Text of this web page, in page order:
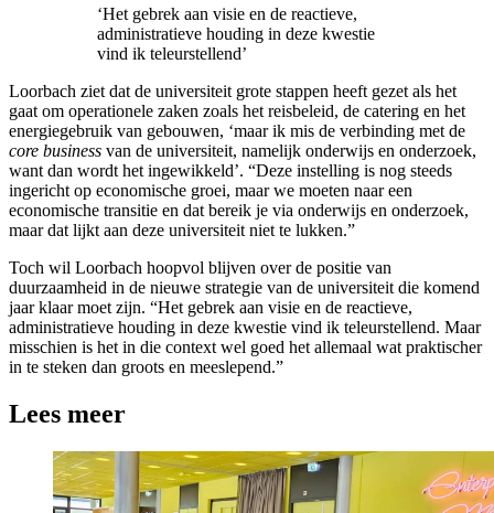
‘Het gebrek aan visie en de reactieve,
administratieve houding in deze kwestie
vind ik teleurstellend’
Loorbach ziet dat de universiteit grote stappen heeft gezet als het
gaat om operationele zaken zoals het reisbeleid, de catering en het
energiegebruik van gebouwen, ‘maar ik mis de verbinding met de
core business van de universiteit, namelijk onderwijs en onderzoek,
want dan wordt het ingewikkeld’. “Deze instelling is nog steeds
ingericht op economische groei, maar we moeten naar een
economische transitie en dat bereik je via onderwijs en onderzoek,
maar dat lijkt aan deze universiteit niet te lukken.”
Toch wil Loorbach hoopvol blijven over de positie van
duurzaamheid in de nieuwe strategie van de universiteit die komend
jaar klaar moet zijn. “Het gebrek aan visie en de reactieve,
administratieve houding in deze kwestie vind ik teleurstellend. Maar
misschien is het in die context wel goed het allemaal wat praktischer
in te steken dan groots en meeslepend.”
Lees meer